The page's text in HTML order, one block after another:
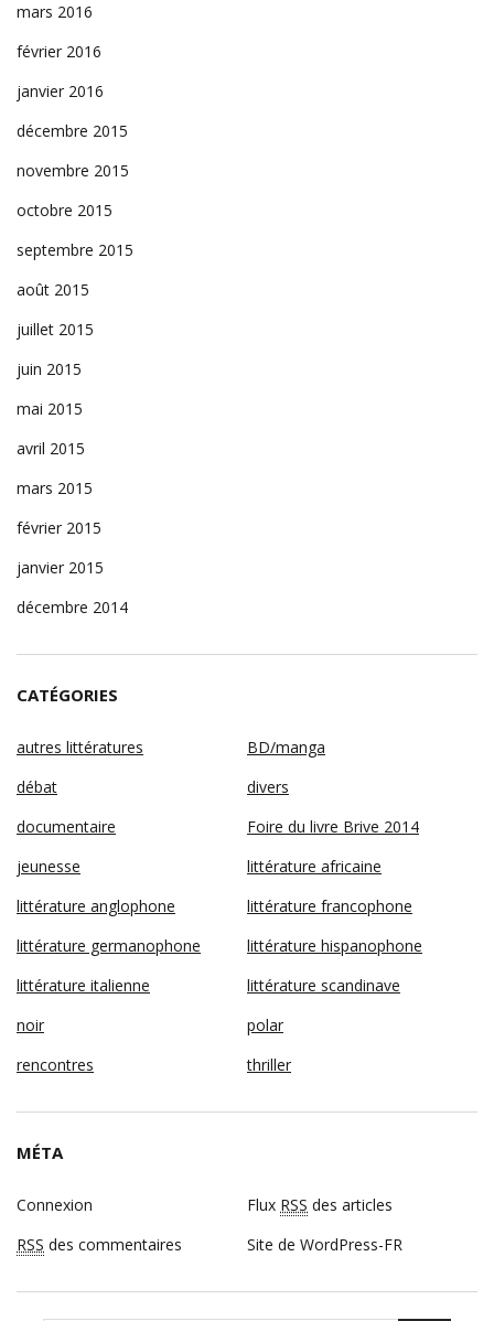
mars 2016
février 2016
janvier 2016
décembre 2015
novembre 2015
octobre 2015
septembre 2015
août 2015
juillet 2015
juin 2015
mai 2015
avril 2015
mars 2015
février 2015
janvier 2015
décembre 2014
CATÉGORIES
autres littératures
BD/manga
débat
divers
documentaire
Foire du livre Brive 2014
jeunesse
littérature africaine
littérature anglophone
littérature francophone
littérature germanophone
littérature hispanophone
littérature italienne
littérature scandinave
noir
polar
rencontres
thriller
MÉTA
Connexion Flux RSS des articles
RSS des commentaires Site de WordPress-FR